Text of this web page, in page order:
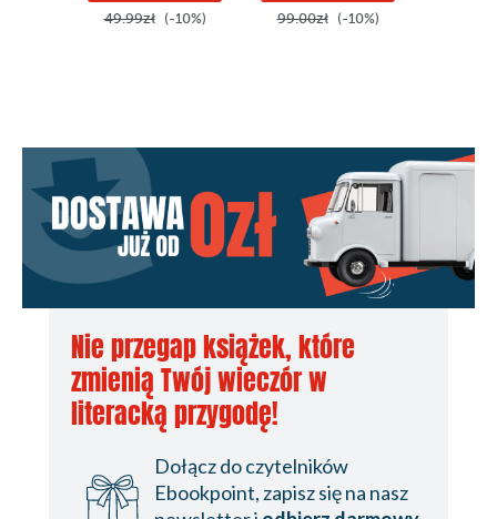
49.99zł (-10%) 99.00zł (-10%)
Nie przegap książek, które
zmienią Twój wieczór w
literacką przygodę!
Dołącz do czytelników
Ebookpoint, zapisz się na nasz